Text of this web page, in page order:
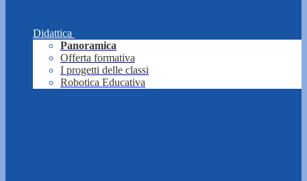
Didattica
Panoramica
Offerta formativa
I progetti delle classi
Robotica Educativa